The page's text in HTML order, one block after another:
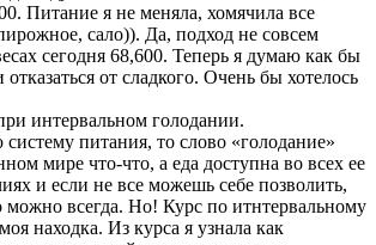
Питание я не меняла, хомячила все
сало)). Да, подход не совсем
сегодня 68,600. Теперь я думаю как бы
отказаться от сладкого. Очень бы хотелось
интервальном голодании.
питания, то слово «голодание»
мире что-что, а еда доступна во всех ее
и если не все можешь себе позволить,
можно всегда. Но! Курс по итнтервальному
находка. Из курса я узнала как